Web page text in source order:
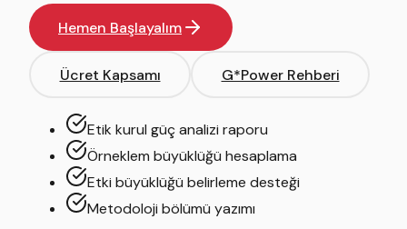
Hemen Başlayalım
Ücret Kapsamı G*Power Rehberi
Etik kurul güç analizi raporu
Örneklem büyüklüğü hesaplama
Etki büyüklüğü belirleme desteği
Metodoloji bölümü yazımı